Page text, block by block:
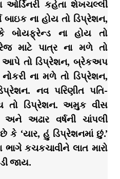
કહેતા શેખચલ્લી
ના હોય તો ડિપ્રેશન,
બોયફ્રેન્ડ ના હોય તો
માટે પાત્ર ના મળે તો
આપે તો ડિપ્રેશન, બ્રેકઅપ
ના મળે તો ડિપ્રેશન,
નવ પરિણીત પતિ-
તો ડિપ્રેશન. અમુક વીસ
અઢાર વર્ષની ચાંપલી
કે ‘યાર, હું ડિપ્રેશનમાં છું.’
કચકચાવીને લાત મારો
જાય.